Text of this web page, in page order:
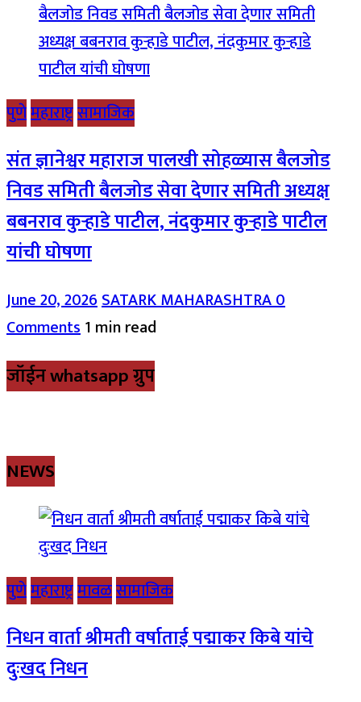
पुणेमहाराष्ट्रसामाजिक
संत ज्ञानेश्वर महाराज पालखी सोहळ्यास बैलजोड
निवड समिती बैलजोड सेवा देणार समिती अध्यक्ष
बबनराव कुऱ्हाडे पाटील, नंदकुमार कुऱ्हाडे पाटील
यांची घोषणा
June 20, 2026SATARK MAHARASHTRA0
Comments1 min read
जॉईन whatsapp ग्रुप
NEWS
पुणेमहाराष्ट्रमावळसामाजिक
निधन वार्ता श्रीमती वर्षाताई पद्माकर किबे यांचे
दुःखद निधन